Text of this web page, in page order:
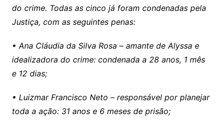
do crime. Todas as cinco já foram condenadas pela
Justiça, com as seguintes penas:
• Ana Cláudia da Silva Rosa – amante de Alyssa e
idealizadora do crime: condenada a 28 anos, 1 mês
e 12 dias;
• Luizmar Francisco Neto – responsável por planejar
toda a ação: 31 anos e 6 meses de prisão;